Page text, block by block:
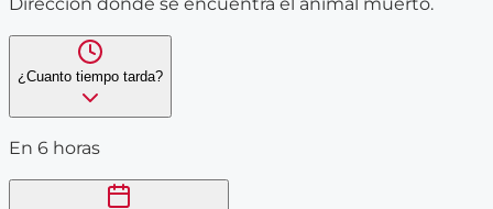
¿Cuanto tiempo tarda?
En 6 horas